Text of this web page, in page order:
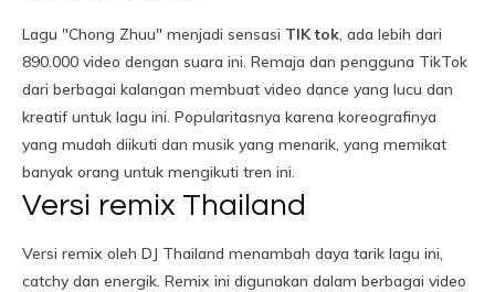
Lagu "Chong Zhuu" menjadi sensasi TIK tok, ada lebih dari
890.000 video dengan suara ini. Remaja dan pengguna TikTok
dari berbagai kalangan membuat video dance yang lucu dan
kreatif untuk lagu ini. Popularitasnya karena koreografinya
yang mudah diikuti dan musik yang menarik, yang memikat
banyak orang untuk mengikuti tren ini.
Versi remix Thailand
Versi remix oleh DJ Thailand menambah daya tarik lagu ini,
catchy dan energik. Remix ini digunakan dalam berbagai video